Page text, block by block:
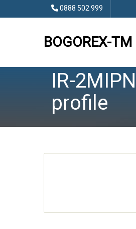
0888 502 999
BOGOREX-TM
IR-
profile